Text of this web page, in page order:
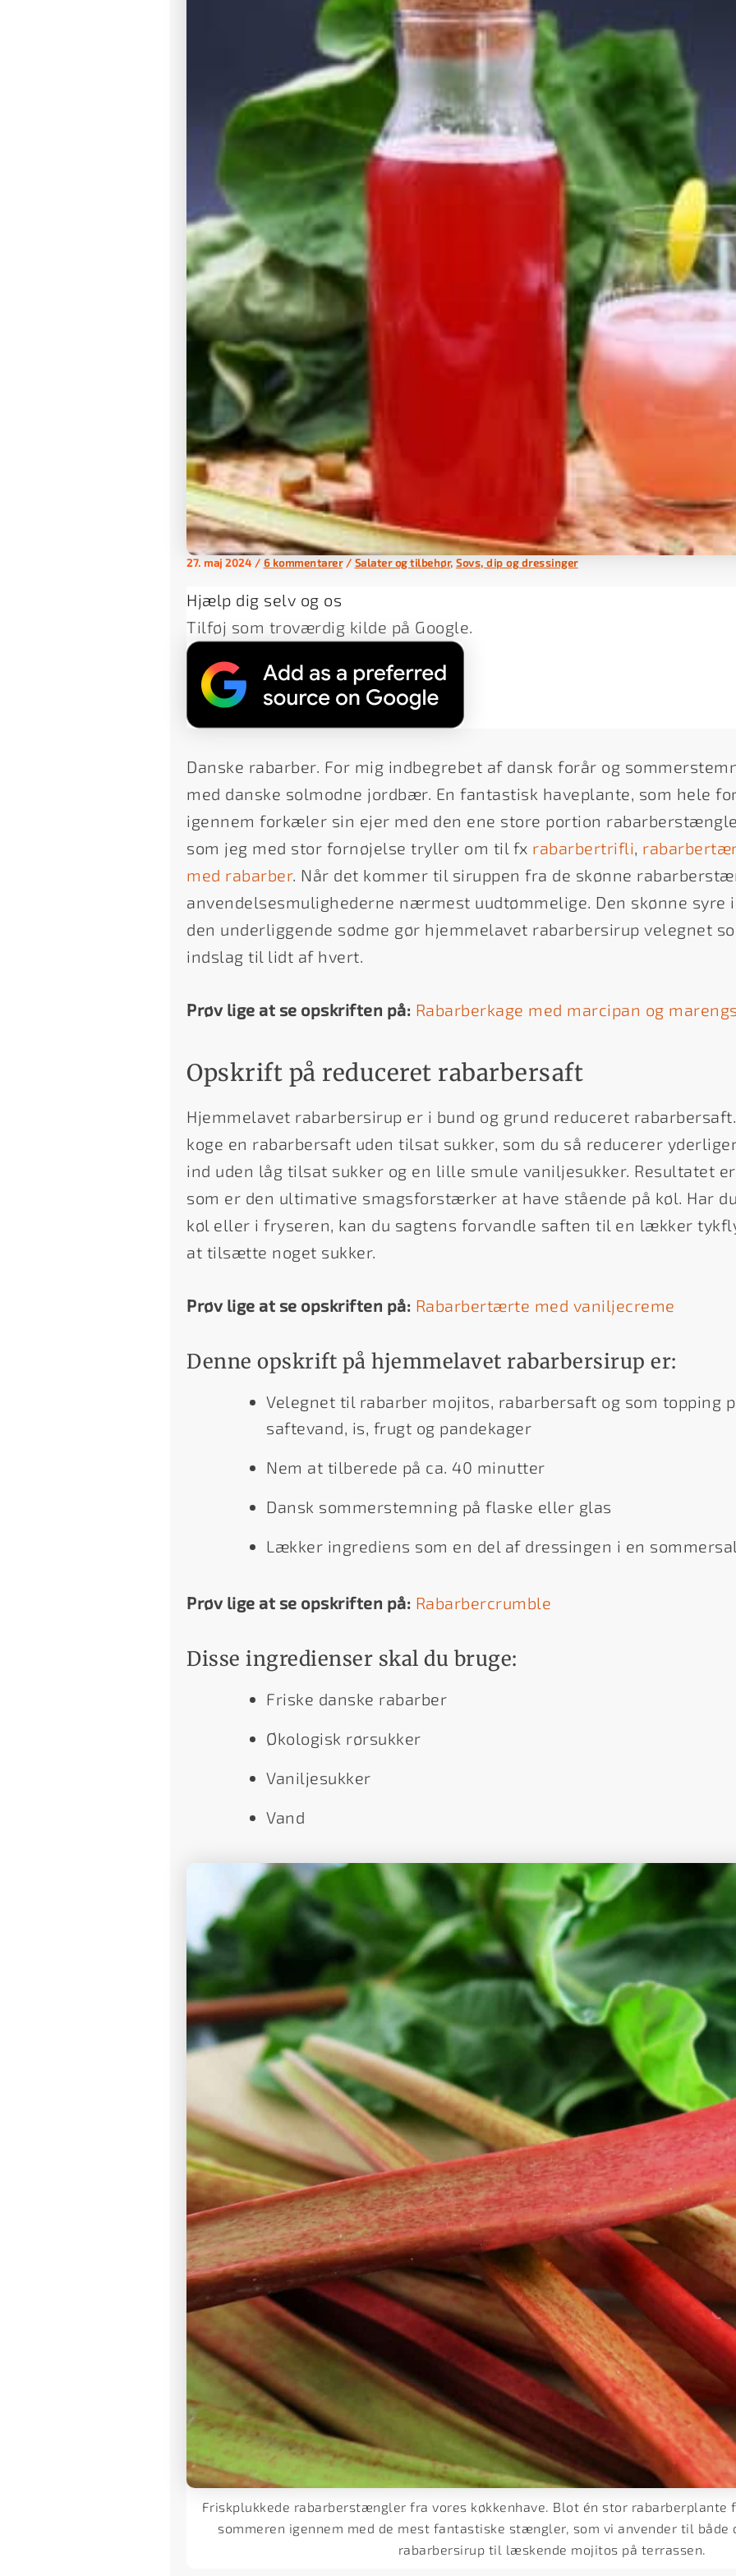
27. maj 2024 / 6 kommentarer / Salater og tilbehør, Sovs, dip og dressinger
Hjælp dig selv og os
Tilføj som troværdig kilde på Google.
Danske rabarber. For mig indbegrebet af dansk forår og
med danske solmodne jordbær. En fantastisk haveplante, som hele
igennem forkæler sin ejer med den ene store portion
som jeg med stor fornøjelse tryller om til fx rabarbertrifli,
med rabarber. Når det kommer til siruppen fra de skønne
anvendelsesmulighederne nærmest uudtømmelige. Den skønne syre
den underliggende sødme gør hjemmelavet rabarbersirup velegnet
indslag til lidt af hvert.
Prøv lige at se opskriften på: Rabarberkage med marcipan og
Opskrift på reduceret rabarbersaft
Hjemmelavet rabarbersirup er i bund og grund reduceret
koge en rabarbersaft uden tilsat sukker, som du så reducerer
ind uden låg tilsat sukker og en lille smule vaniljesukker. Resultatet
som er den ultimative smagsforstærker at have stående på køl. Har
køl eller i fryseren, kan du sagtens forvandle saften til en lækker
at tilsætte noget sukker.
Prøv lige at se opskriften på: Rabarbertærte med vaniljecreme
Denne opskrift på hjemmelavet rabarbersirup er:
Velegnet til rabarber mojitos, rabarbersaft og som topping
saftevand, is, frugt og pandekager
Nem at tilberede på ca. 40 minutter
Dansk sommerstemning på flaske eller glas
Lækker ingrediens som en del af dressingen i en
Prøv lige at se opskriften på: Rabarbercrumble
Disse ingredienser skal du bruge:
Friske danske rabarber
Økologisk rørsukker
Vaniljesukker
Vand
Friskplukkede rabarberstængler fra vores køkkenhave. Blot én stor rabarberplante
sommeren igennem med de mest fantastiske stængler, som vi anvender til både
rabarbersirup til læskende mojitos på terrassen.